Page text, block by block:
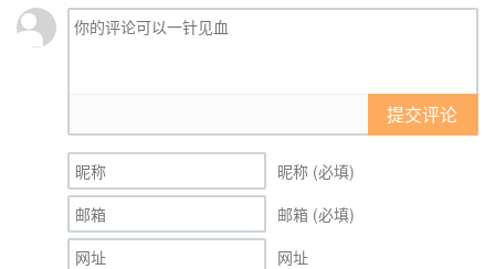
提交评论
昵称 (必填)
邮箱 (必填)
网址